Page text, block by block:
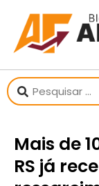
Mais de
RS já